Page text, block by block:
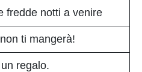
fredde notti a venire
ti mangerà!
regalo.